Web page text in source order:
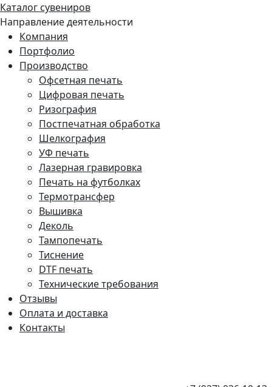
Каталог сувениров
Направление деятельности
Компания
Портфолио
Производство
Офсетная печать
Цифровая печать
Ризография
Постпечатная обработка
Шелкография
УФ печать
Лазерная гравировка
Печать на футболках
Термотрансфер
Вышивка
Деколь
Тампопечать
Тиснение
DTF печать
Технические требования
Отзывы
Оплата и доставка
Контакты